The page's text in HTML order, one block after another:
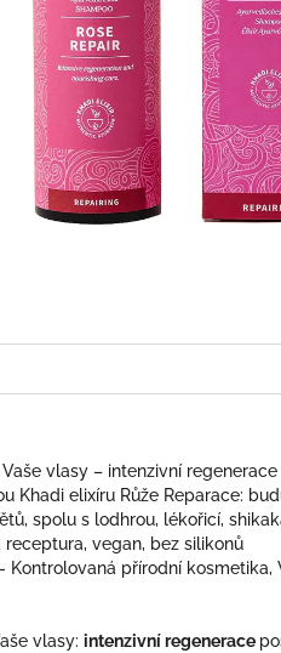
vlasy – intenzivní
Khadi elixíru Růže Reparace:
spolu s lodhrou, lékořicí,
vegan, bez silikonů
Kontrolovaná přírodní kosmetika,
vlasy: intenzivní regenerace